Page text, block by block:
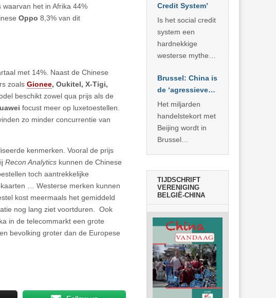
het in Afrika 44%
Oppo 8,3% van dit
met 14%. Naast de Chinese
zoals Gionee, Oukitel, X-Tigi,
beschikt zowel qua prijs als de
focust meer op luxetoestellen.
zo minder concurrentie van
kenmerken. Vooral de prijs
Recon Analytics kunnen de Chinese
toch aantrekkelijke
… Westerse merken kunnen
kost meermaals het gemiddeld
nog lang ziet voortduren. Ook
in de telecommarkt een grote
bevolking groter dan de Europese
jaar in slaagde
meer dan 800
miljoen mensen
uit de armoede
… >> lees meer
Credit System’
Is het social credit
system een
hardnekkige
westerse mythe of
realiteit in China?
Brussel: China is
de ‘agressieve
schuldige’
Het miljarden
handelstekort met
Beijing wordt in
Brussel
economische
agressie. In
werkelijkheid
verhult die
spectaculaire
rekensom vooral
de industriële
achterstand die
… >> lees meer
TIJDSCHRIFT
VERENIGING
BELGIË-CHINA